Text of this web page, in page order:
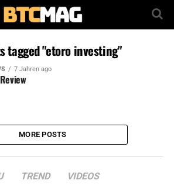
tagged "etoro investing"
7 Jahren ago
MORE POSTS
TREND VIDEOS